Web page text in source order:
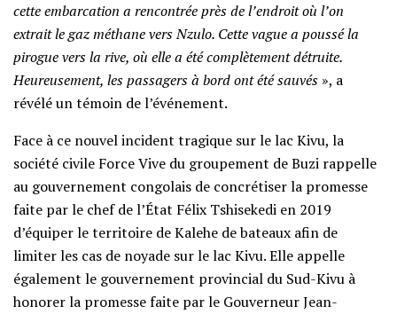
cette embarcation a rencontrée près de l’endroit où l’on
extrait le gaz méthane vers Nzulo. Cette vague a poussé la
pirogue vers la rive, où elle a été complètement détruite.
Heureusement, les passagers à bord ont été sauvés », a
révélé un témoin de l’événement.
Face à ce nouvel incident tragique sur le lac Kivu, la
société civile Force Vive du groupement de Buzi rappelle
au gouvernement congolais de concrétiser la promesse
faite par le chef de l’État Félix Tshisekedi en 2019
d’équiper le territoire de Kalehe de bateaux afin de
limiter les cas de noyade sur le lac Kivu. Elle appelle
également le gouvernement provincial du Sud-Kivu à
honorer la promesse faite par le Gouverneur Jean-